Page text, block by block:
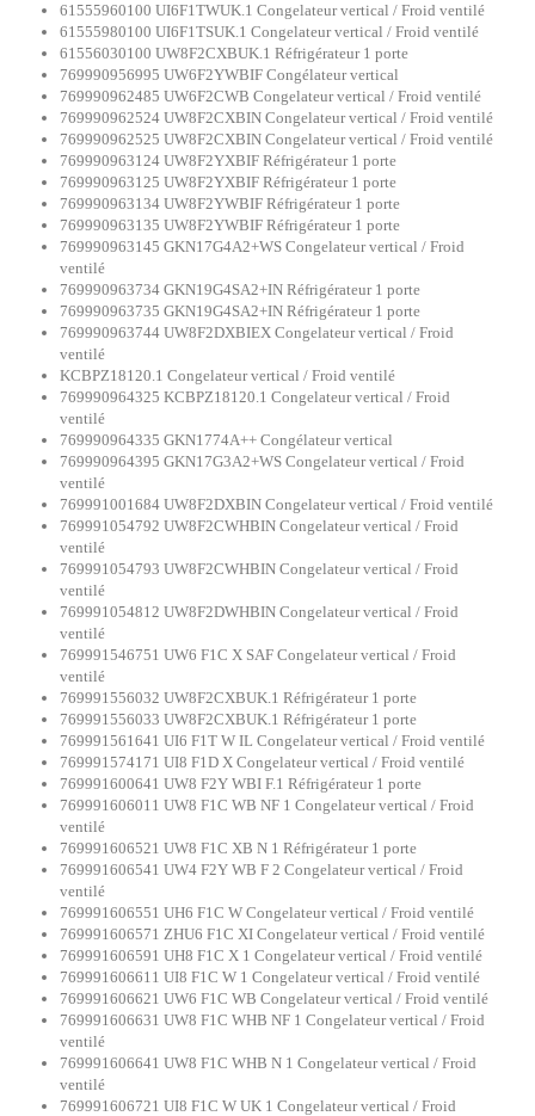
61555960100 UI6F1TWUK.1 Congelateur vertical / Froid ventilé
61555980100 UI6F1TSUK.1 Congelateur vertical / Froid ventilé
61556030100 UW8F2CXBUK.1 Réfrigérateur 1 porte
769990956995 UW6F2YWBIF Congélateur vertical
769990962485 UW6F2CWB Congelateur vertical / Froid ventilé
769990962524 UW8F2CXBIN Congelateur vertical / Froid ventilé
769990962525 UW8F2CXBIN Congelateur vertical / Froid ventilé
769990963124 UW8F2YXBIF Réfrigérateur 1 porte
769990963125 UW8F2YXBIF Réfrigérateur 1 porte
769990963134 UW8F2YWBIF Réfrigérateur 1 porte
769990963135 UW8F2YWBIF Réfrigérateur 1 porte
769990963145 GKN17G4A2+WS Congelateur vertical / Froid
ventilé
769990963734 GKN19G4SA2+IN Réfrigérateur 1 porte
769990963735 GKN19G4SA2+IN Réfrigérateur 1 porte
769990963744 UW8F2DXBIEX Congelateur vertical / Froid
ventilé
KCBPZ18120.1 Congelateur vertical / Froid ventilé
769990964325 KCBPZ18120.1 Congelateur vertical / Froid
ventilé
769990964335 GKN1774A++ Congélateur vertical
769990964395 GKN17G3A2+WS Congelateur vertical / Froid
ventilé
769991001684 UW8F2DXBIN Congelateur vertical / Froid ventilé
769991054792 UW8F2CWHBIN Congelateur vertical / Froid
ventilé
769991054793 UW8F2CWHBIN Congelateur vertical / Froid
ventilé
769991054812 UW8F2DWHBIN Congelateur vertical / Froid
ventilé
769991546751 UW6 F1C X SAF Congelateur vertical / Froid
ventilé
769991556032 UW8F2CXBUK.1 Réfrigérateur 1 porte
769991556033 UW8F2CXBUK.1 Réfrigérateur 1 porte
769991561641 UI6 F1T W IL Congelateur vertical / Froid ventilé
769991574171 UI8 F1D X Congelateur vertical / Froid ventilé
769991600641 UW8 F2Y WBI F.1 Réfrigérateur 1 porte
769991606011 UW8 F1C WB NF 1 Congelateur vertical / Froid
ventilé
769991606521 UW8 F1C XB N 1 Réfrigérateur 1 porte
769991606541 UW4 F2Y WB F 2 Congelateur vertical / Froid
ventilé
769991606551 UH6 F1C W Congelateur vertical / Froid ventilé
769991606571 ZHU6 F1C XI Congelateur vertical / Froid ventilé
769991606591 UH8 F1C X 1 Congelateur vertical / Froid ventilé
769991606611 UI8 F1C W 1 Congelateur vertical / Froid ventilé
769991606621 UW6 F1C WB Congelateur vertical / Froid ventilé
769991606631 UW8 F1C WHB NF 1 Congelateur vertical / Froid
ventilé
769991606641 UW8 F1C WHB N 1 Congelateur vertical / Froid
ventilé
769991606721 UI8 F1C W UK 1 Congelateur vertical / Froid